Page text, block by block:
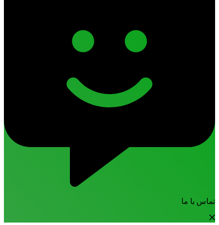
تماس با ما